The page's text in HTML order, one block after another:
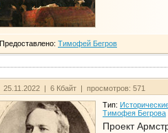
Предоставлено: Тимофей Бегров
25.11.2022 | 6 Кбайт | просмотров: 571
Тип:
Тимофея Бегрова
Проект